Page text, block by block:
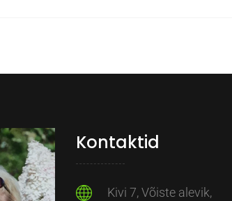
Kontaktid
Kivi 7, Võiste alevik,